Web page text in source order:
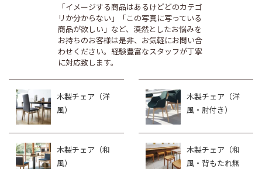
「イメージする商品はあるけどどのカテゴ
リか分からない」「この写真に写っている
商品が欲しい」など、漠然としたお悩みを
お持ちのお客様は是非、お気軽にお問い合
わせください。経験豊富なスタッフが丁寧
に対応致します。
木製チェア（洋
風）
木製チェア（洋
風・肘付き）
木製チェア（和
風）
木製チェア（和
風・背もたれ無